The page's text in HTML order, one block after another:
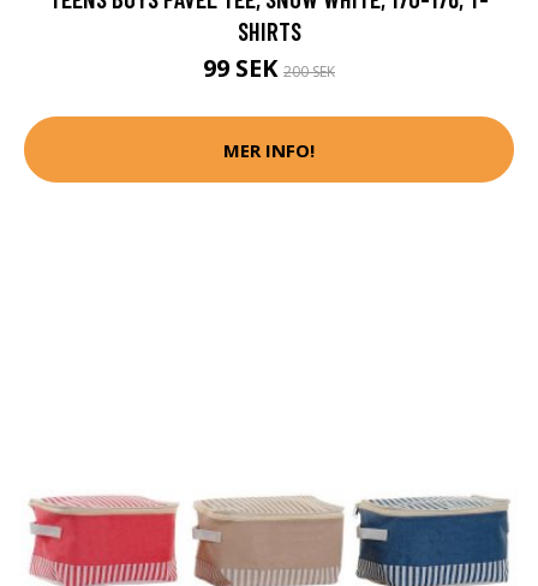
SHIRTS
99 SEK 200 SEK
MER INFO!